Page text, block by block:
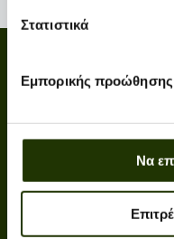
Στατιστικά
Εμπορικής προώθησης
Να
+30 211 190 9000
Newsletter
Be part of SPC World!